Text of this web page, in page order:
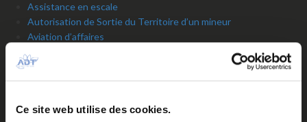
Ce site web utilise des cookies.
Assistance en escale
Autorisation de Sortie du Territoire d’un mineur
Aviation d’affaires
Bagages / Sûreté
Baggage services
Banks and foreign exchange office